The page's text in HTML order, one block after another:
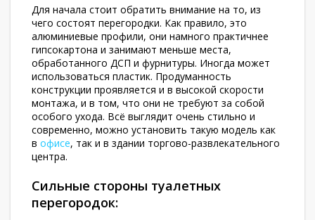
Для начала стоит обратить внимание на то, из
чего состоят перегородки. Как правило, это
алюминиевые профили, они намного практичнее
гипсокартона и занимают меньше места,
обработанного ДСП и фурнитуры. Иногда может
использоваться пластик. Продуманность
конструкции проявляется и в высокой скорости
монтажа, и в том, что они не требуют за собой
особого ухода. Всё выглядит очень стильно и
современно, можно установить такую модель как
в офисе, так и в здании торгово-развлекательного
центра.
Сильные стороны туалетных
перегородок: